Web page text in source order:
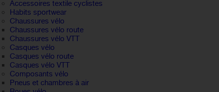
Accessoires textile cyclistes
Habits sportwear
Chaussures vélo
Chaussures vélo route
Chaussures vélo VTT
Casques vélo
Casques vélo route
Casques vélo VTT
Composants vélo
Pneus et chambres à air